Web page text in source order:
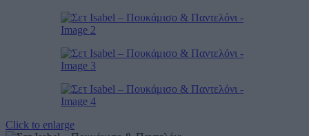
Click to enlarge